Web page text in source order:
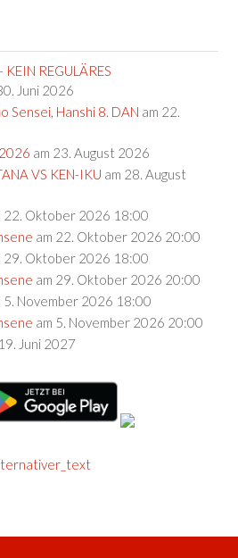
REGULÄRES
Juni 2026
Sensei, Hanshi 8. DAN am 22.
am 23. August 2026
VS KEN-IKU am 28. August
22. Oktober 2026 18:00
am 22. Oktober 2026 20:00
29. Oktober 2026 18:00
am 29. Oktober 2026 20:00
5. November 2026 18:00
am 5. November 2026 20:00
Juni 2027